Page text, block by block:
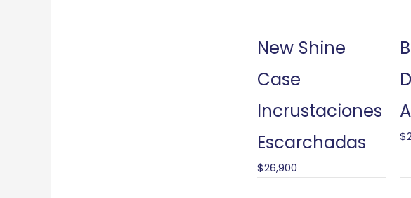
New Shine
Case
Incrustaciones
Escarchadas
$26,900
$